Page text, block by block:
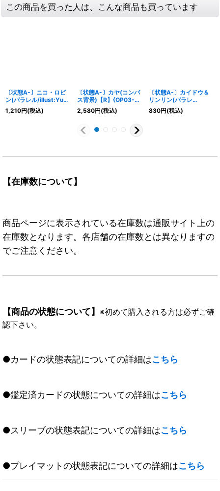
この商品を買った人は、こんな商品も買っています
〔状態A-〕ニコ・ロビ
ン(パラレル/illust:Yuu
Shimotsuki)【R/P】
{OP15-109}
1,210円(税込)
〔状態A-〕カヤ(コンパ
ス背景)【R】{OP03-
044}
2,580円(税込)
〔状態A-〕カイドウ＆
リンリン(パラレ
ル/illust:Takashi
Yoshiike)【SEC/P】
830円(税込)
【在庫数について】
商品ページに表示されている在庫数は通販サイト上の
在庫数となります。各店舗の在庫数とは異なりますの
でご注意ください。
【商品の状態について】 ※初めて購入される方は必ずご確
認下さい。
●カードの状態表記についての詳細はこちら
●鑑定済カードの状態についての詳細はこちら
●スリーブの状態表記についての詳細はこちら
●プレイマットの状態表記についての詳細はこちら